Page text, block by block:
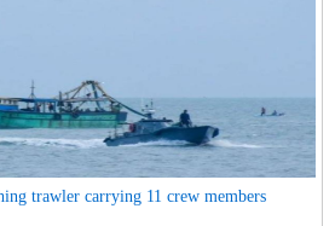
trawler carrying 11 crew members